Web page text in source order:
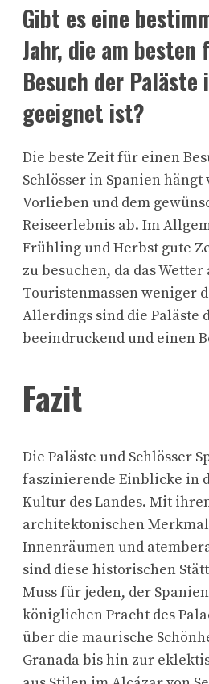
Gibt es eine
Jahr, die am besten
Besuch der Paläste
geeignet ist?
Die beste Zeit für einen
Schlösser in Spanien
Vorlieben und dem
Reiseerlebnis ab. Im
Frühling und Herbst gute
zu besuchen, da das
Touristenmassen weniger
Allerdings sind die Paläste
beeindruckend und einen
Fazit
Die Paläste und Schlösser
faszinierende Einblicke in
Kultur des Landes. Mit
architektonischen
Innenräumen und
sind diese historischen
Muss für jeden, der
königlichen Pracht des
über die maurische
Granada bis hin zur